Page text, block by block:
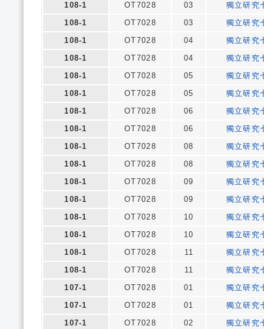
108-1
OT7028 03
獨立研究
108-1
OT7028 03
獨立研究
108-1
OT7028 04
獨立研究
108-1
OT7028 04
獨立研究
108-1
OT7028 05
獨立研究
108-1
OT7028 05
獨立研究
108-1
OT7028 06
獨立研究
108-1
OT7028 06
獨立研究
108-1
OT7028 08
獨立研究
108-1
OT7028 08
獨立研究
108-1
OT7028 09
獨立研究
108-1
OT7028 09
獨立研究
108-1
OT7028 10
獨立研究
108-1
OT7028 10
獨立研究
108-1
OT7028 11
獨立研究
108-1
OT7028 11
獨立研究
107-1
OT7028 01
獨立研究
107-1
OT7028 01
獨立研究
107-1
OT7028 02
獨立研究